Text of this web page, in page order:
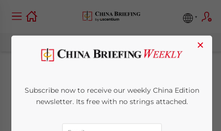
Regionalplan für
Yangtse-Fluss-Delta
×
Subscribe now to receive our weekly China Edition
newsletter. Its free with no strings attached.